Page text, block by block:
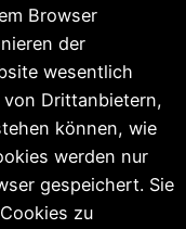
Browser
der
wesentlich
Drittanbietern,
können, wie
werden nur
gespeichert. Sie
zu